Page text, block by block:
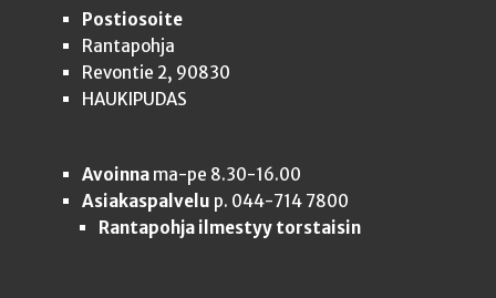
Postiosoite
Rantapohja
Revontie 2, 90830
HAUKIPUDAS
Avoinnama-pe 8.30-16.00
Asiakaspalvelu p. 044-714 7800
Rantapohja ilmestyy torstaisin